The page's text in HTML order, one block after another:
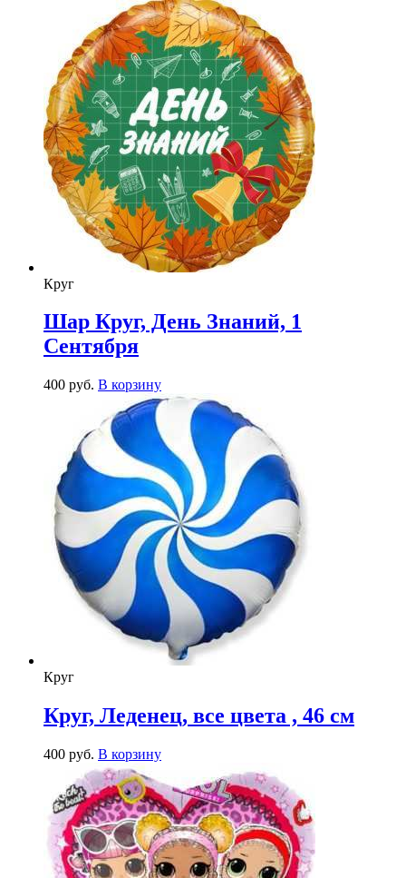
Круг
Шар Круг, День Знаний, 1
Сентября
400 руб. В корзину
Круг
Круг, Леденец, все цвета , 46 см
400 руб. В корзину